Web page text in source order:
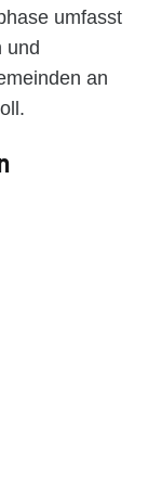
umfasst
und
an